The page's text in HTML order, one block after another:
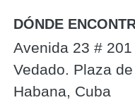
DÓNDE
Avenida 23 #
Vedado. Plaza
Habana, Cuba